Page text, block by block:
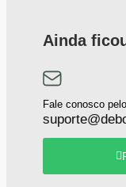
Ainda
Fale conosco